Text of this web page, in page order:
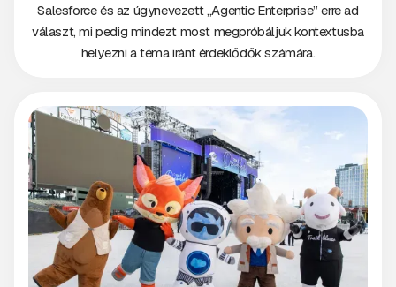
Salesforce és az úgynevezett „Agentic Enterprise” erre ad
választ, mi pedig mindezt most megpróbáljuk kontextusba
helyezni a téma iránt érdeklődők számára.